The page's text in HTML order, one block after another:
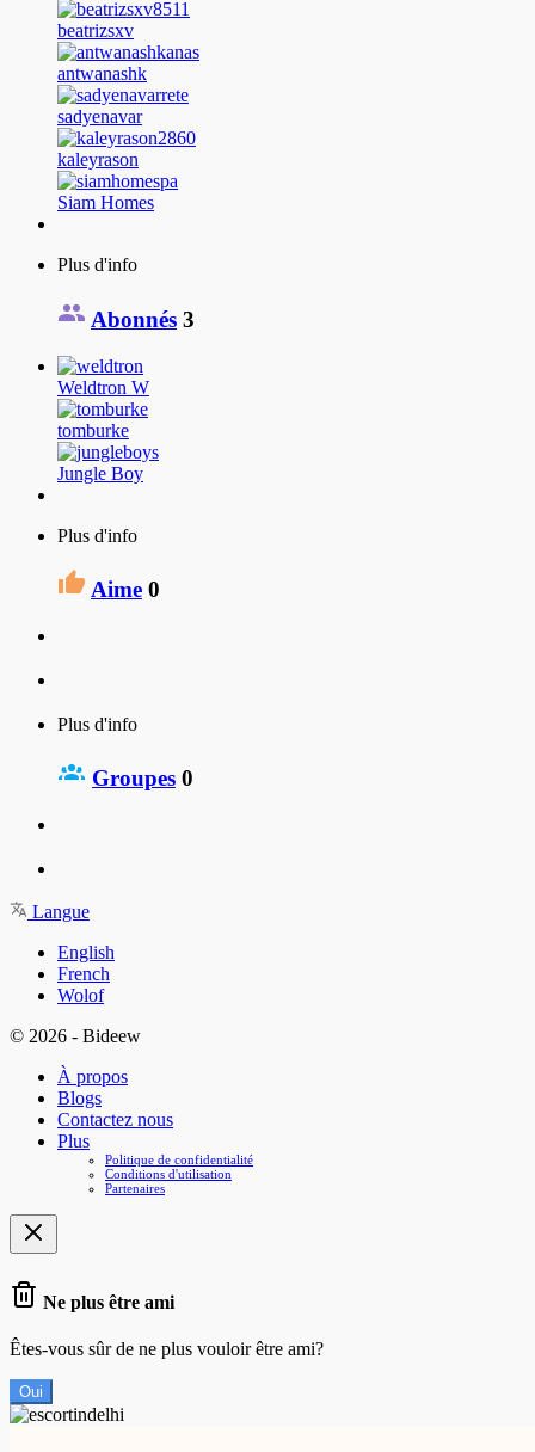
beatrizsxv
antwanashk
sadyenavar
kaleyrason
Siam Homes
Plus d'info
Abonnés 3
Weldtron W
tomburke
Jungle Boy
Plus d'info
Aime 0
Plus d'info
Groupes 0
Langue
English
French
Wolof
© 2026 - Bideew
À propos
Blogs
Contactez nous
Plus
Politique de confidentialité
Conditions d'utilisation
Partenaires
Ne plus être ami
Êtes-vous sûr de ne plus vouloir être ami?
Oui